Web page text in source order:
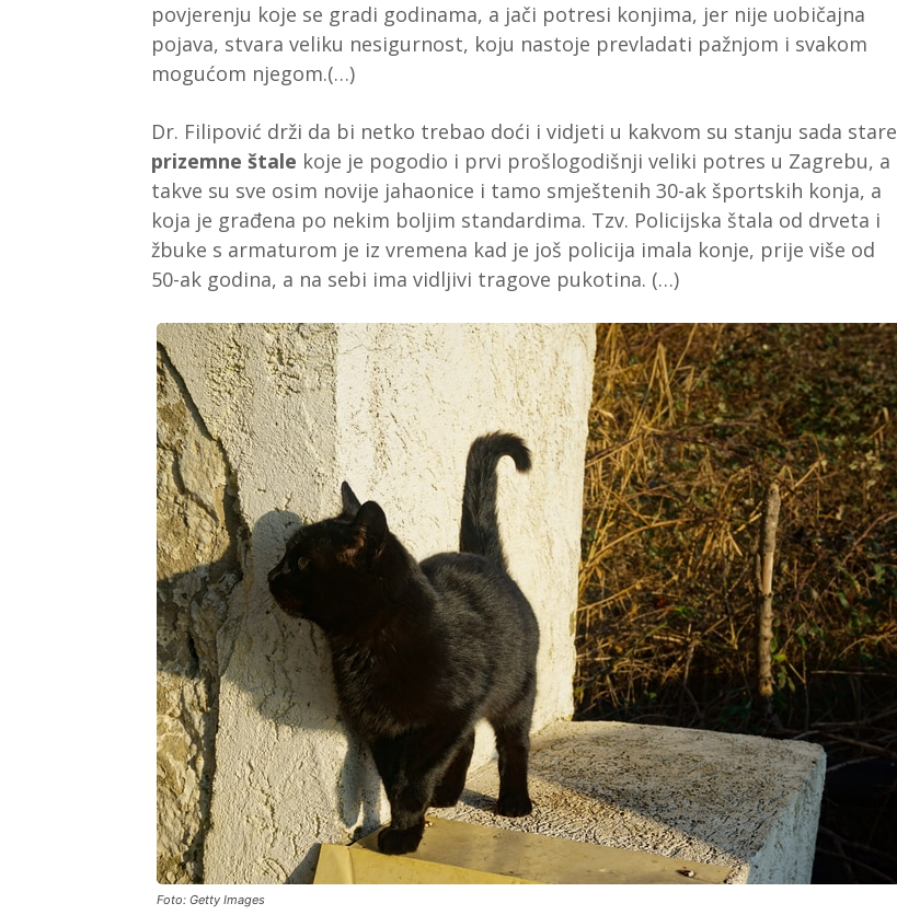
povjerenju koje se gradi godinama, a jači potresi konjima, jer nije uobičajna
pojava, stvara veliku nesigurnost, koju nastoje prevladati pažnjom i svakom
mogućom njegom.(…)
Dr. Filipović drži da bi netko trebao doći i vidjeti u kakvom su stanju sada stare
prizemne štale koje je pogodio i prvi prošlogodišnji veliki potres u Zagrebu, a
takve su sve osim novije jahaonice i tamo smještenih 30-ak športskih konja, a
koja je građena po nekim boljim standardima. Tzv. Policijska štala od drveta i
žbuke s armaturom je iz vremena kad je još policija imala konje, prije više od
50-ak godina, a na sebi ima vidljivi tragove pukotina. (…)
Foto: Getty Images